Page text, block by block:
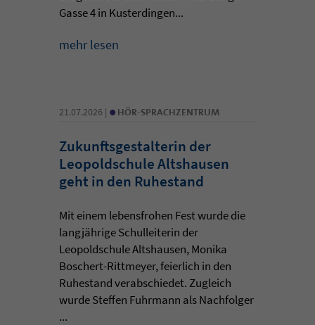
Gasse 4 in Kusterdingen...
mehr lesen
21.07.2026 | • HÖR-SPRACHZENTRUM
Zukunftsgestalterin der
Leopoldschule Altshausen
geht in den Ruhestand
Mit einem lebensfrohen Fest wurde die
langjährige Schulleiterin der
Leopoldschule Altshausen, Monika
Boschert-Rittmeyer, feierlich in den
Ruhestand verabschiedet. Zugleich
wurde Steffen Fuhrmann als Nachfolger
...